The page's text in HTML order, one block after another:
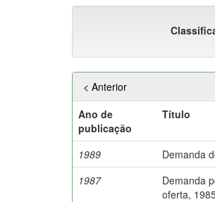
< Anterior
Ano de
publicação
Título
1989 Demanda
1987
Demanda
oferta,